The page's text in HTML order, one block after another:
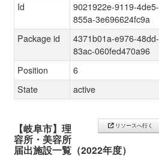
リソースへ行く
【岐阜市】理
容所・美容所
届出施設一覧（2022年度）
Id
9021922e-9119-4de5-
855a-3e696624fc9a
Package id
4371b01a-e976-48dd-
83ac-060fed470a96
Position
6
State
active